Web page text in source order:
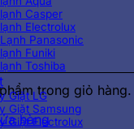
trong giỏ hàng.
hàng
Casper
Electrolux
Panasonic
Funiki
Toshiba
Giặt LG
Giặt Samsung
Giặt Electrolux